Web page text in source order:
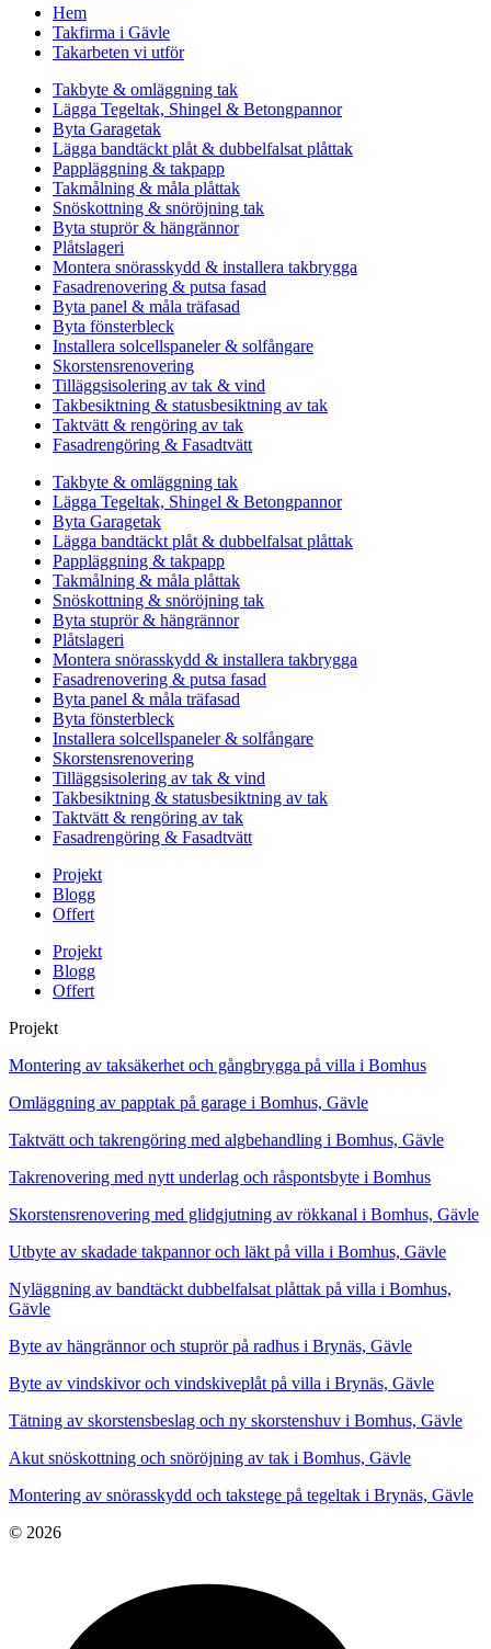
Hem
Takfirma i Gävle
Takarbeten vi utför
Takbyte & omläggning tak
Lägga Tegeltak, Shingel & Betongpannor
Byta Garagetak
Lägga bandtäckt plåt & dubbelfalsat plåttak
Pappläggning & takpapp
Takmålning & måla plåttak
Snöskottning & snöröjning tak
Byta stuprör & hängrännor
Plåtslageri
Montera snörasskydd & installera takbrygga
Fasadrenovering & putsa fasad
Byta panel & måla träfasad
Byta fönsterbleck
Installera solcellspaneler & solfångare
Skorstensrenovering
Tilläggsisolering av tak & vind
Takbesiktning & statusbesiktning av tak
Taktvätt & rengöring av tak
Fasadrengöring & Fasadtvätt
Takbyte & omläggning tak
Lägga Tegeltak, Shingel & Betongpannor
Byta Garagetak
Lägga bandtäckt plåt & dubbelfalsat plåttak
Pappläggning & takpapp
Takmålning & måla plåttak
Snöskottning & snöröjning tak
Byta stuprör & hängrännor
Plåtslageri
Montera snörasskydd & installera takbrygga
Fasadrenovering & putsa fasad
Byta panel & måla träfasad
Byta fönsterbleck
Installera solcellspaneler & solfångare
Skorstensrenovering
Tilläggsisolering av tak & vind
Takbesiktning & statusbesiktning av tak
Taktvätt & rengöring av tak
Fasadrengöring & Fasadtvätt
Projekt
Blogg
Offert
Projekt
Blogg
Offert
Projekt
Montering av taksäkerhet och gångbrygga på villa i Bomhus
Omläggning av papptak på garage i Bomhus, Gävle
Taktvätt och takrengöring med algbehandling i Bomhus, Gävle
Takrenovering med nytt underlag och råspontsbyte i Bomhus
Skorstensrenovering med glidgjutning av rökkanal i Bomhus, Gävle
Utbyte av skadade takpannor och läkt på villa i Bomhus, Gävle
Nyläggning av bandtäckt dubbelfalsat plåttak på villa i Bomhus,
Gävle
Byte av hängrännor och stuprör på radhus i Brynäs, Gävle
Byte av vindskivor och vindskiveplåt på villa i Brynäs, Gävle
Tätning av skorstensbeslag och ny skorstenshuv i Bomhus, Gävle
Akut snöskottning och snöröjning av tak i Bomhus, Gävle
Montering av snörasskydd och takstege på tegeltak i Brynäs, Gävle
© 2026